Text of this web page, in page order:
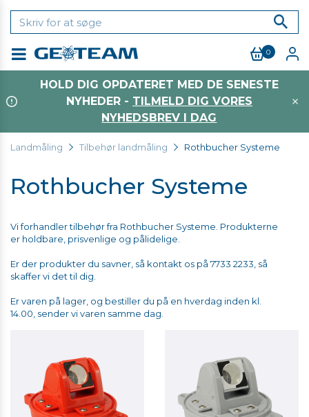
0
HOLD DIG OPDATERET MED DE SENESTE
NYHEDER - TILMELD DIG VORES
NYHEDSBREV I DAG
Landmåling Tilbehør landmåling Rothbucher Systeme
Rothbucher Systeme
Vi forhandler tilbehør fra Rothbucher Systeme. Produkterne
er holdbare, prisvenlige og pålidelige.
Er der produkter du savner, så kontakt os på 7733 2233, så
skaffer vi det til dig.
Er varen på lager, og bestiller du på en hverdag inden kl.
14.00, sender vi varen samme dag.